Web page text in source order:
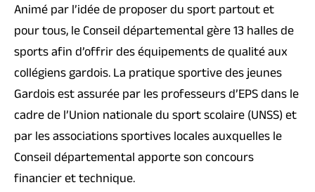
Animé par l’idée de proposer du sport partout et
pour tous, le Conseil départemental gère 13 halles de
sports afin d’offrir des équipements de qualité aux
collégiens gardois. La pratique sportive des jeunes
Gardois est assurée par les professeurs d’EPS dans le
cadre de l’Union nationale du sport scolaire (UNSS) et
par les associations sportives locales auxquelles le
Conseil départemental apporte son concours
financier et technique.